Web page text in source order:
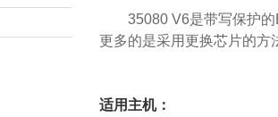
35080 V6是带写保护
更多的是采用更换芯片的方
适用主机：